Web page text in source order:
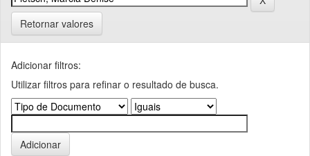
Retornar valores
Adicionar filtros:
Utilizar filtros para refinar o resultado de busca.